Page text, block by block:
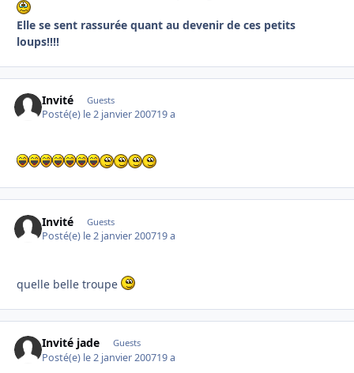
Elle se sent rassurée quant au devenir de ces petits
loups!!!!
Invité Guests
Posté(e) le 2 janvier 200719 a
Invité Guests
Posté(e) le 2 janvier 200719 a
quelle belle troupe
Invité jade Guests
Posté(e) le 2 janvier 200719 a